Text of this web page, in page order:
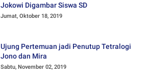
Jokowi Digambar Siswa SD
Jumat, Oktober 18, 2019
Ujung Pertemuan jadi Penutup Tetralogi
Jono dan Mira
Sabtu, November 02, 2019